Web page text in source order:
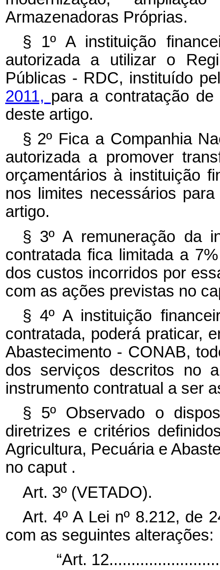
Armazenadoras Próprias.
§ 1º A instituição
autorizada a utilizar o
Públicas - RDC, instituído
2011, para a contratação
deste artigo.
§ 2º Fica a Companhia
autorizada a promover
orçamentários à instituição
nos limites necessários
artigo.
§ 3º A remuneração da
contratada fica limitada a
dos custos incorridos por
com as ações previstas no
§ 4º A instituição
contratada, poderá praticar,
Abastecimento - CONAB,
dos serviços descritos no
instrumento contratual a ser
§ 5º Observado o
diretrizes e critérios
Agricultura, Pecuária e
no caput .
Art. 3º (VETADO).
Art. 4º A Lei nº 8.212, de
com as seguintes alterações:
“Art.